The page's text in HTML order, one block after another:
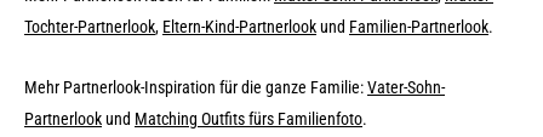
Tochter-Partnerlook, Eltern-Kind-Partnerlookund Familien-Partnerlook.
Mehr Partnerlook-Inspiration für die ganze Familie:Vater-Sohn-
Partnerlookund Matching Outfits fürs Familienfoto.